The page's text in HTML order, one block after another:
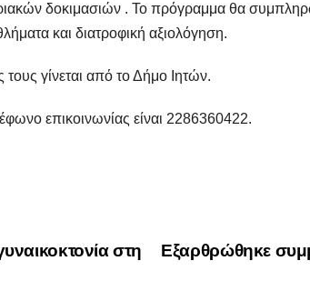
δοκιμασιών . Το πρόγραμμα θα
και διατροφική αξιολόγηση.
γίνεται από το Δήμο Ιητών.
επικοινωνίας είναι 2286360422.
Εξαρθρώθηκε
στη